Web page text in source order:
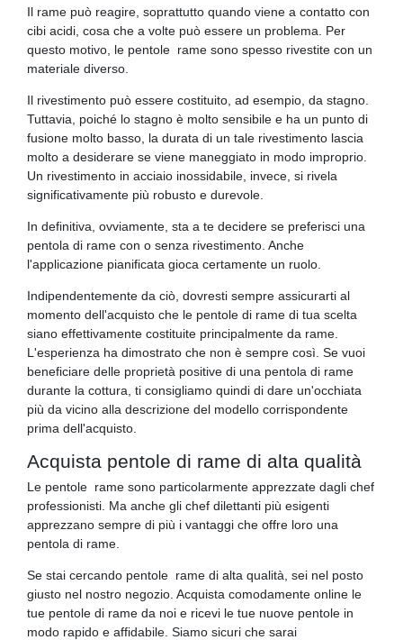
Il rame può reagire, soprattutto quando viene a contatto con
cibi acidi, cosa che a volte può essere un problema. Per
questo motivo, le pentole rame sono spesso rivestite con un
materiale diverso.
Il rivestimento può essere costituito, ad esempio, da stagno.
Tuttavia, poiché lo stagno è molto sensibile e ha un punto di
fusione molto basso, la durata di un tale rivestimento lascia
molto a desiderare se viene maneggiato in modo improprio.
Un rivestimento in acciaio inossidabile, invece, si rivela
significativamente più robusto e durevole.
In definitiva, ovviamente, sta a te decidere se preferisci una
pentola di rame con o senza rivestimento. Anche
l'applicazione pianificata gioca certamente un ruolo.
Indipendentemente da ciò, dovresti sempre assicurarti al
momento dell'acquisto che le pentole di rame di tua scelta
siano effettivamente costituite principalmente da rame.
L'esperienza ha dimostrato che non è sempre così. Se vuoi
beneficiare delle proprietà positive di una pentola di rame
durante la cottura, ti consigliamo quindi di dare un'occhiata
più da vicino alla descrizione del modello corrispondente
prima dell'acquisto.
Acquista pentole di rame di alta qualità
Le pentole rame sono particolarmente apprezzate dagli chef
professionisti. Ma anche gli chef dilettanti più esigenti
apprezzano sempre di più i vantaggi che offre loro una
pentola di rame.
Se stai cercando pentole rame di alta qualità, sei nel posto
giusto nel nostro negozio. Acquista comodamente online le
tue pentole di rame da noi e ricevi le tue nuove pentole in
modo rapido e affidabile. Siamo sicuri che sarai